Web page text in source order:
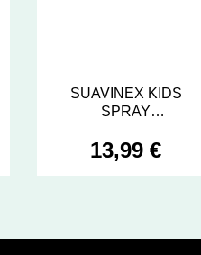
SUAVINEX KIDS
SPRAY
PACK 1 ENVA
13,99 €